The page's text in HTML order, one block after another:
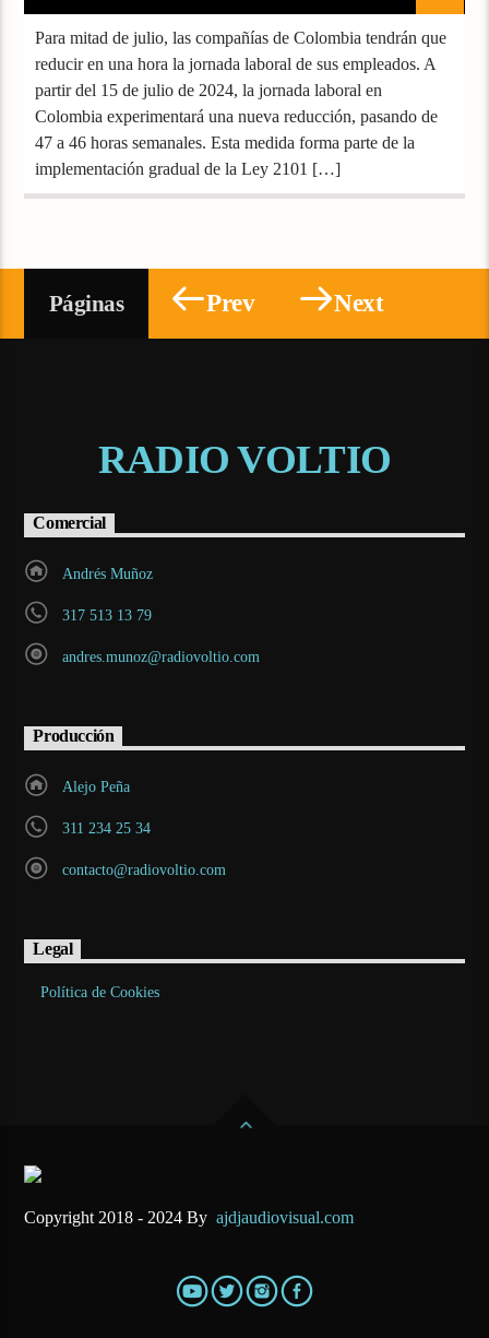
Para mitad de julio, las compañías de Colombia tendrán que
reducir en una hora la jornada laboral de sus empleados. A
partir del 15 de julio de 2024, la jornada laboral en
Colombia experimentará una nueva reducción, pasando de
47 a 46 horas semanales. Esta medida forma parte de la
implementación gradual de la Ley 2101 […]
Páginas Prev Next
RADIO VOLTIO
Comercial
Andrés Muñoz
317 513 13 79
andres.munoz@radiovoltio.com
Producción
Alejo Peña
311 234 25 34
contacto@radiovoltio.com
Legal
Política de Cookies
Copyright 2018 - 2024 Byajdjaudiovisual.com